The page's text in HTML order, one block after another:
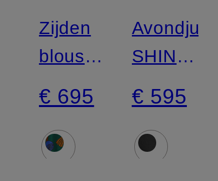
Zijden
blouseshirt
COSMIC
FUNGHI
€ 695
Avondjurk
SHINY
€ 595